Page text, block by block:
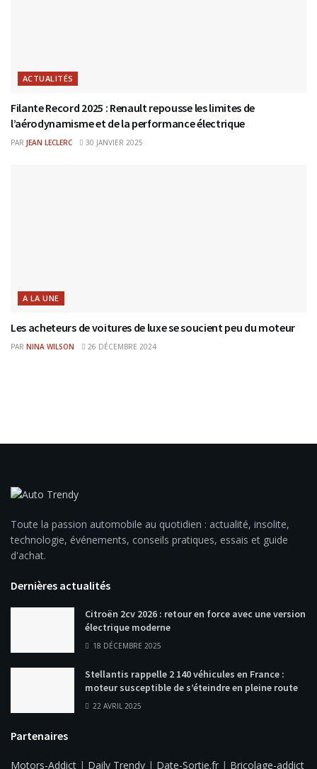
ACTUALITÉS
Filante Record 2025 : Renault repousse les limites de
l’aérodynamisme et de la performance électrique
PAR JEAN LECLERC 30 JANVIER 2025
A LA UNE
Les acheteurs de voitures de luxe se soucient peu du moteur
PAR NINA WILSON 26 DÉCEMBRE 2024
Toute la passion automobile au quotidien : actualité, insolite,
technologie, événements, conseils pratiques, essais et guide
d'achat.
Dernières actualités
Citroën 2cv 2026 : retour en force avec une version
électrique moderne
18 DÉCEMBRE 2025
Stellantis rappelle 2 140 véhicules en France :
moteur susceptible de s’éteindre en pleine route
22 AVRIL 2025
Partenaires
Motors-Addict | Daily Trendy | Date-Sortie.fr | Bricolage-addict